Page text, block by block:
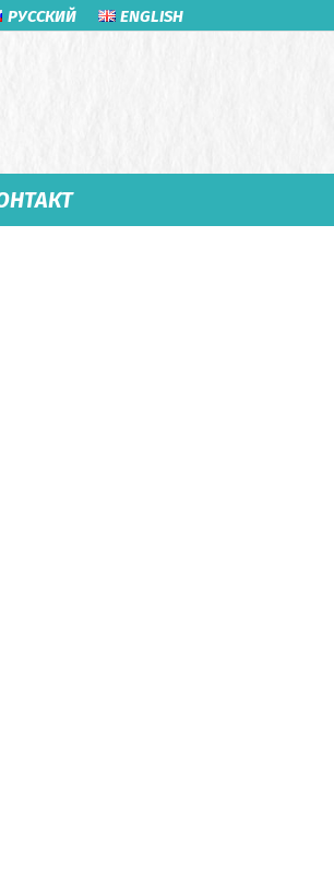
РУССКИЙ ENGLISH